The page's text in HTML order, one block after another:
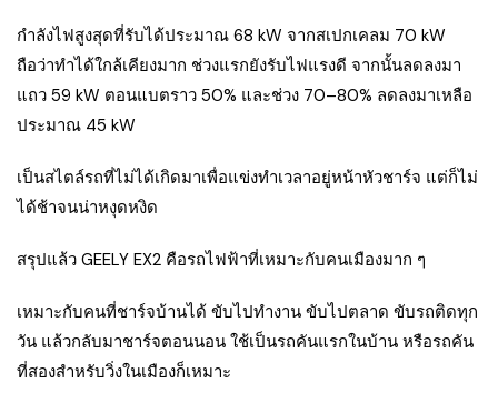
กำลังไฟสูงสุดที่รับได้ประมาณ 68 kW จากสเปกเคลม 70 kW
ถือว่าทำได้ใกล้เคียงมาก ช่วงแรกยังรับไฟแรงดี จากนั้นลดลงมา
แถว 59 kW ตอนแบตราว 50% และช่วง 70–80% ลดลงมาเหลือ
ประมาณ 45 kW
เป็นสไตล์รถที่ไม่ได้เกิดมาเพื่อแข่งทำเวลาอยู่หน้าหัวชาร์จ แต่ก็ไม่
ได้ช้าจนน่าหงุดหงิด
สรุปแล้ว GEELY EX2 คือรถไฟฟ้าที่เหมาะกับคนเมืองมาก ๆ
เหมาะกับคนที่ชาร์จบ้านได้ ขับไปทำงาน ขับไปตลาด ขับรถติดทุก
วัน แล้วกลับมาชาร์จตอนนอน ใช้เป็นรถคันแรกในบ้าน หรือรถคัน
ที่สองสำหรับวิ่งในเมืองก็เหมาะ